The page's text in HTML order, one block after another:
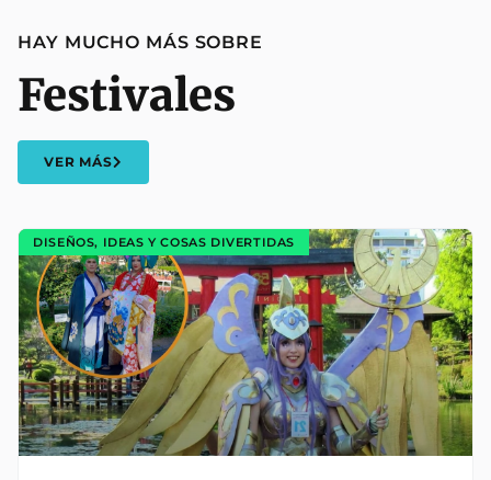
HAY MUCHO MÁS SOBRE
Festivales
VER MÁS
DISEÑOS, IDEAS Y COSAS DIVERTIDAS